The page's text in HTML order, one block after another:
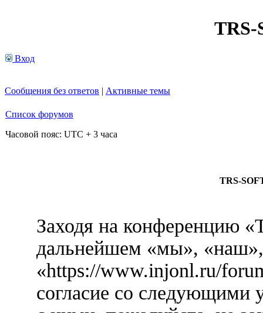
TRS-
Вход
Сообщения без ответов | Активные темы
Список форумов
Часовой пояс: UTC + 3 часа
TRS-
Заходя на конференцию
дальнейшем «мы»,
«https://www.injonl.ru/
согласие со следующими